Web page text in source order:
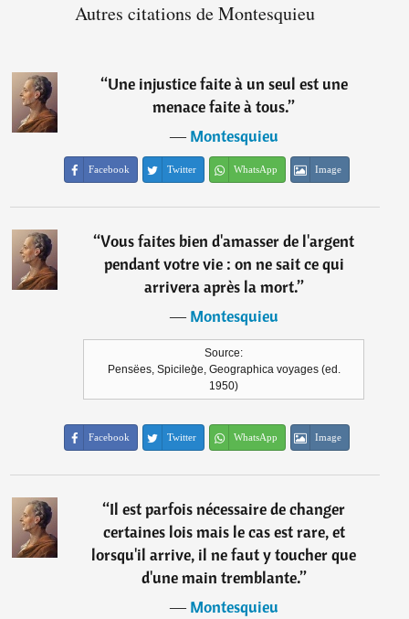
Autres citations de Montesquieu
“Une injustice faite à un seul est une
menace faite à tous.”
―Montesquieu
Facebook Twitter WhatsApp Image
“Vous faites bien d'amasser de l'argent
pendant votre vie : on ne sait ce qui
arrivera après la mort.”
―Montesquieu
Source:
Pensëes, Spicileg̀e, Geographica voyages (ed.
1950)
Facebook Twitter WhatsApp Image
“Il est parfois nécessaire de changer
certaines lois mais le cas est rare, et
lorsqu'il arrive, il ne faut y toucher que
d'une main tremblante.”
―Montesquieu